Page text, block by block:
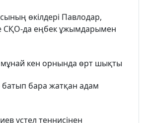
өкілдері Павлодар,
СҚО-да еңбек ұжымдарымен
кен орнында өрт шықты
бара жатқан адам
үстел теннисінен